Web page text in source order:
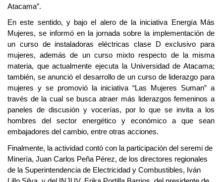
Atacama”.
En este sentido, y bajo el alero de la iniciativa Energía Más
Mujeres, se informó en la jornada sobre la implementación de
un curso de instaladoras eléctricas clase D exclusivo para
mujeres, además de un curso mixto respecto de la misma
materia, que actualmente ejecuta la Universidad de Atacama;
también, se anunció el desarrollo de un curso de liderazgo para
mujeres y se promovió la iniciativa “Las Mujeres Suman” a
través de la cual se busca atraer más liderazgos femeninos a
paneles de discusión y vocerías, por lo que se invita a los
hombres del sector energético y económico a que sean
embajadores del cambio, entre otras acciones.
Finalmente, la actividad contó con la participación del seremi de
Minería, Juan Carlos Peña Pérez, de los directores regionales
de la Superintendencia de Electricidad y Combustibles, Iván